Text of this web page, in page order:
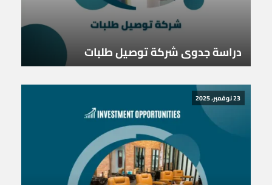
دراسة جدوى شركة توصيل طلبات
23 نوفمبر، 2025